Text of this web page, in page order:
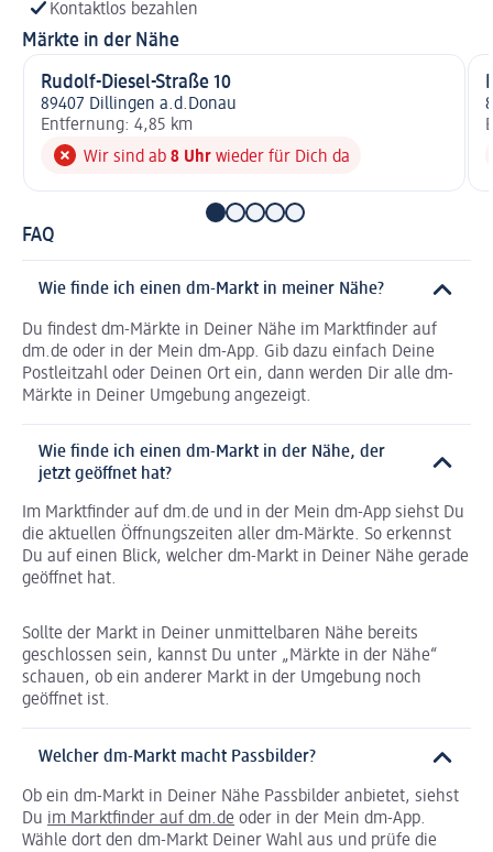
Kontaktlos bezahlen
Märkte in der Nähe
Rudolf-Diesel-Straße 10
89407 Dillingen a.d.Donau
Entfernung: 4,85 km
Wir sind ab 8 Uhr wieder für Dich da
FAQ
Wie finde ich einen dm-Markt in meiner Nähe?
Du findest dm-Märkte in Deiner Nähe im Marktfinder auf
dm.de oder in der Mein dm-App. Gib dazu einfach Deine
Postleitzahl oder Deinen Ort ein, dann werden Dir alle dm-
Märkte in Deiner Umgebung angezeigt.
Wie finde ich einen dm-Markt in der Nähe, der
jetzt geöffnet hat?
Im Marktfinder auf dm.de und in der Mein dm-App siehst Du
die aktuellen Öffnungszeiten aller dm-Märkte. So erkennst
Du auf einen Blick, welcher dm-Markt in Deiner Nähe gerade
geöffnet hat.
Sollte der Markt in Deiner unmittelbaren Nähe bereits
geschlossen sein, kannst Du unter „Märkte in der Nähe“
schauen, ob ein anderer Markt in der Umgebung noch
geöffnet ist.
Welcher dm-Markt macht Passbilder?
Ob ein dm-Markt in Deiner Nähe Passbilder anbietet, siehst
Du im Marktfinder auf dm.de oder in der Mein dm-App.
Wähle dort den dm-Markt Deiner Wahl aus und prüfe die